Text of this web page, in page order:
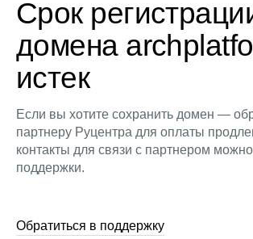
Срок
домена
истек
Если вы хотите сохранить домен —
партнеру Руцентра для оплаты
контакты для связи с партнером
поддержки.
Обратиться в поддержку